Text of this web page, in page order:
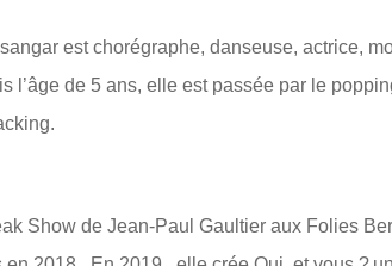
est chorégraphe, danseuse, actrice,
de 5 ans, elle est passée par le
Show de Jean-Paul Gaultier aux Folies